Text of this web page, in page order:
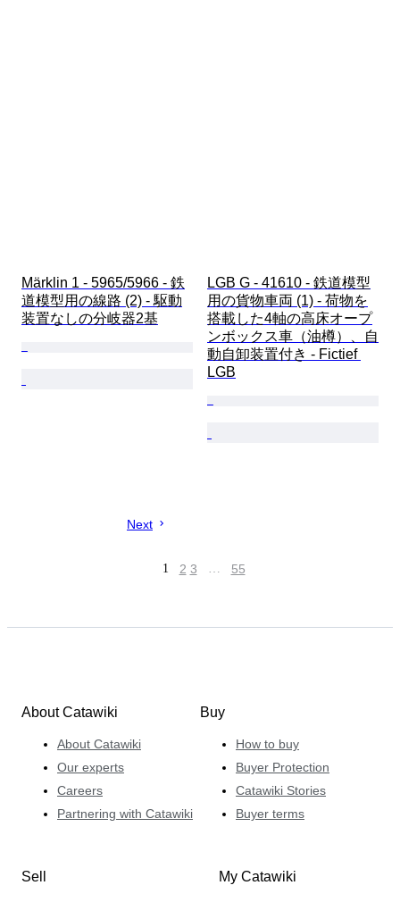
Märklin 1 - 5965/5966 - 鉄
道模型用の線路 (2) - 駆動
装置なしの分岐器2基
LGB G - 41610 - 鉄道模型
用の貨物車両 (1) - 荷物を
搭載した4軸の高床オープ
ンボックス車（油樽）、自
動自卸装置付き - Fictief
LGB
Next
1 2 3 … 55
About Catawiki
About Catawiki
Our experts
Careers
Partnering with Catawiki
Buy
How to buy
Buyer Protection
Catawiki Stories
Buyer terms
Sell My Catawiki